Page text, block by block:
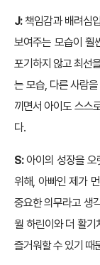
J:책임감과 배려심
보여주는 모습이 훨
포기하지 않고 최선
는 모습, 다른 사람
끼면서 아이도 스스
다.
S:아이의 성장을 오
위해, 아빠인 제가
중요한 의무라고 생
월 하린이와 더 활
즐거워할 수 있기 때